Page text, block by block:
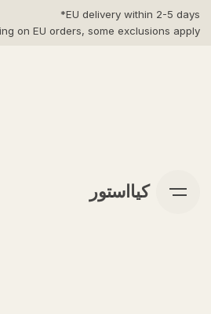
Skip
EU delivery within 2-5 days*
on EU orders, some exclusions apply*
کیااستور